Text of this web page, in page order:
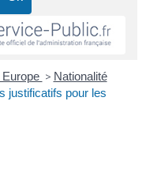
> Nationalité
justificatifs pour les